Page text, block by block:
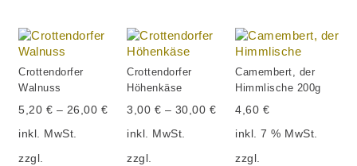
Crottendorfer
Walnuss
5,20 € – 26,00 €
inkl. MwSt.
zzgl.
Crottendorfer
Höhenkäse
3,00 € – 30,00 €
inkl. MwSt.
zzgl.
Camembert, der
Himmlische 200g
4,60 €
inkl. 7 % MwSt.
zzgl.